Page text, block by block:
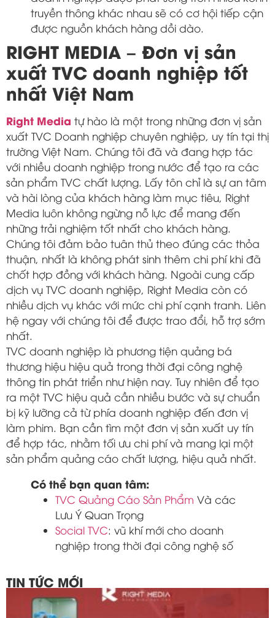
truyền thông khác nhau sẽ có cơ hội tiếp cận
được nguồn khách hàng dồi dào.
RIGHT MEDIA – Đơn vị sản
xuất TVC doanh nghiệp tốt
nhất Việt Nam
Right Media tự hào là một trong những đơn vị sản
xuất TVC Doanh nghiệp chuyên nghiệp, uy tín tại thị
trường Việt Nam. Chúng tôi đã và đang hợp tác
với nhiều doanh nghiệp trong nước để tạo ra các
sản phẩm TVC chất lượng. Lấy tôn chỉ là sự an tâm
và hài lòng của khách hàng làm mục tiêu, Right
Media luôn không ngừng nỗ lực để mang đến
những trải nghiệm tốt nhất cho khách hàng.
Chúng tôi đảm bảo tuân thủ theo đúng các thỏa
thuận, nhất là không phát sinh thêm chi phí khi đã
chốt hợp đồng với khách hàng. Ngoài cung cấp
dịch vụ TVC doanh nghiệp, Right Media còn có
nhiều dịch vụ khác với mức chi phí cạnh tranh. Liên
hệ ngay với chúng tôi để được trao đổi, hỗ trợ sớm
nhất.
TVC doanh nghiệp là phương tiện quảng bá
thương hiệu hiệu quả trong thời đại công nghệ
thông tin phát triển như hiện nay. Tuy nhiên để tạo
ra một TVC hiệu quả cần nhiều bước và sự chuẩn
bị kỹ lưỡng cả từ phía doanh nghiệp đến đơn vị
làm phim. Bạn cần tìm một đơn vị sản xuất uy tín
để hợp tác, nhằm tối ưu chi phí và mang lại một
sản phẩm quảng cáo chất lượng, hiệu quả nhất.
Có thể bạn quan tâm:
TVC Quảng Cáo Sản Phẩm Và các
Lưu Ý Quan Trọng
Social TVC: vũ khí mới cho doanh
nghiệp trong thời đại công nghệ số
TIN TỨC MỚI